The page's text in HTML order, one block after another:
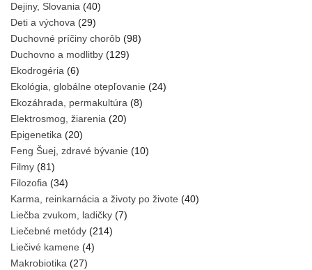
Dejiny, Slovania (40)
Deti a výchova (29)
Duchovné príčiny chorôb (98)
Duchovno a modlitby (129)
Ekodrogéria (6)
Ekológia, globálne otepľovanie (24)
Ekozáhrada, permakultúra (8)
Elektrosmog, žiarenia (20)
Epigenetika (20)
Feng Šuej, zdravé bývanie (10)
Filmy (81)
Filozofia (34)
Karma, reinkarnácia a životy po živote (40)
Liečba zvukom, ladičky (7)
Liečebné metódy (214)
Liečivé kamene (4)
Makrobiotika (27)